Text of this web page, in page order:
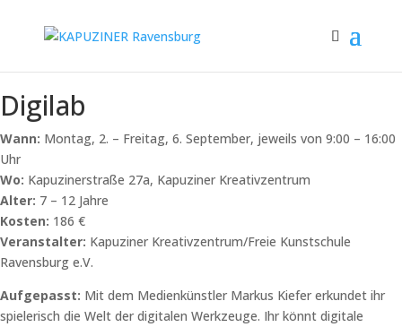
Digilab
Wann: Montag, 2. – Freitag, 6. September, jeweils von 9:00 – 16:00
Uhr
Wo: Kapuzinerstraße 27a, Kapuziner Kreativzentrum
Alter: 7 – 12 Jahre
Kosten: 186 €
Veranstalter: Kapuziner Kreativzentrum/Freie Kunstschule
Ravensburg e.V.
Aufgepasst: Mit dem Medienkünstler Markus Kiefer erkundet ihr
spielerisch die Welt der digitalen Werkzeuge. Ihr könnt digitale